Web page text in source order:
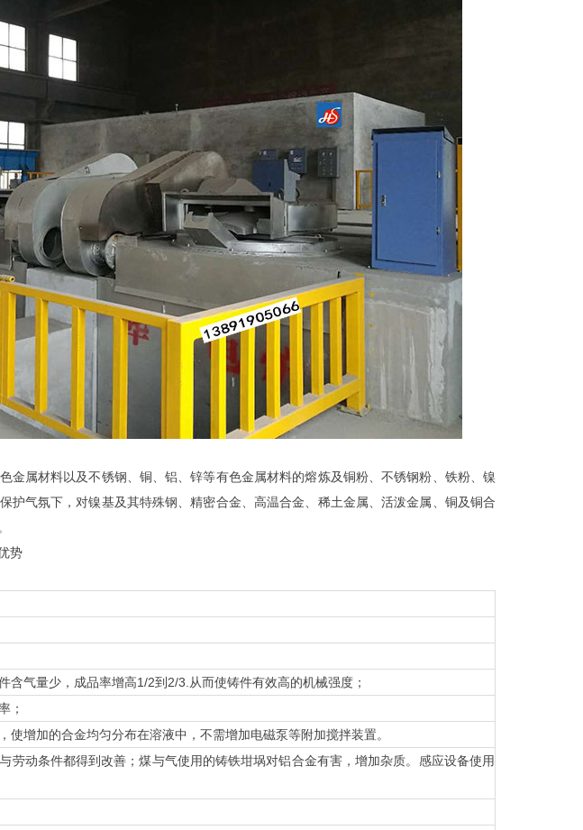
属材料以及不锈钢、铜、铝、锌等有色金属材料的熔炼及铜粉、不锈钢粉、铁粉、镍
护气氛下，对镍基及其特殊钢、精密合金、高温合金、稀土金属、活泼金属、铜及铜合
势
含气量少，成品率增高1/2到2/3.从而使铸件有效高的机械强度；
；
使增加的合金均匀分布在溶液中，不需增加电磁泵等附加搅拌装置。
劳动条件都得到改善；煤与气使用的铸铁坩埚对铝合金有害，增加杂质。感应设备使用